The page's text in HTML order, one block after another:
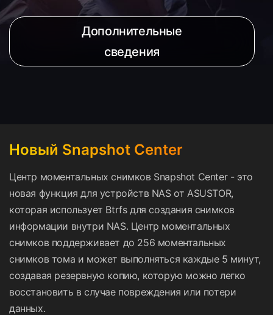
Дополнительные
сведения
Новый Snapshot Center
Центр моментальных снимков Snapshot Center - это
новая функция для устройств NAS от ASUSTOR,
которая использует Btrfs для создания снимков
информации внутри NAS. Центр моментальных
снимков поддерживает до 256 моментальных
снимков тома и может выполняться каждые 5 минут,
создавая резервную копию, которую можно легко
восстановить в случае повреждения или потери
данных.